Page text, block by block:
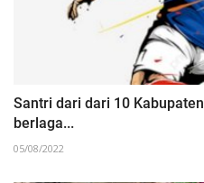
Santri dari dari 10
berlaga...
05/08/2022